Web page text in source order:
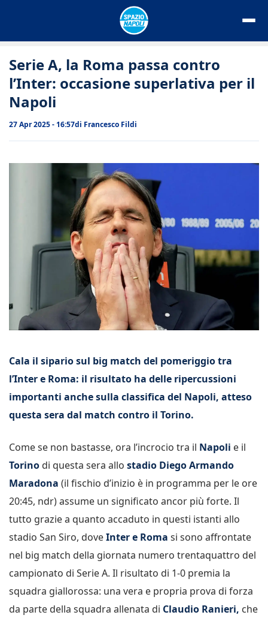
Serie A, la Roma passa contro
l’Inter: occasione superlativa per il
Napoli
27 Apr 2025 - 16:57di Francesco Fildi
Cala il sipario sul big match del pomeriggio tra
l’Inter e Roma: il risultato ha delle ripercussioni
importanti anche sulla classifica del Napoli, atteso
questa sera dal match contro il Torino.
Come se non bastasse, ora l’incrocio tra il Napoli e il
Torino di questa sera allo stadio Diego Armando
Maradona (il fischio d’inizio è in programma per le ore
20:45, ndr) assume un significato ancor più forte. Il
tutto grazie a quanto accaduto in questi istanti allo
stadio San Siro, doveInter e Roma si sono affrontate
nel big match della giornata numero trentaquattro del
campionato di Serie A. Il risultato di 1-0 premia la
squadra giallorossa: una vera e propria prova di forza
da parte della squadra allenata di Claudio Ranieri, che